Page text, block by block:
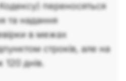
переносяться
та надання
в межах
строків, але на
120 днів.